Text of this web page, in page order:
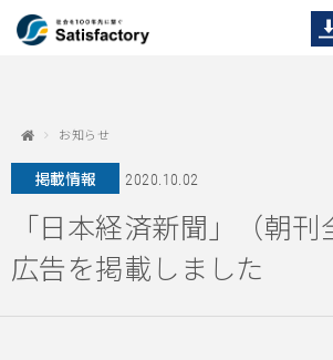
お知らせ
掲載情報 2020.10.02
「日本経済新聞」（朝
広告を掲載しました